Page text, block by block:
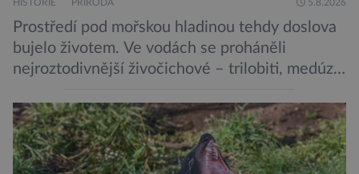
HISTORIE PŘÍRODA 5.8.2026
Prostředí pod mořskou hladinou tehdy doslova
bujelo životem. Ve vodách se proháněli
nejroztodivnější živočichové – trilobiti, medúzy
prazvláštní stonožce podobný tvor, který měl
zárodky zbraní typických pro dnešní pavouky.
Pavouci, štíři či klíšťata jsou členovci patřící do